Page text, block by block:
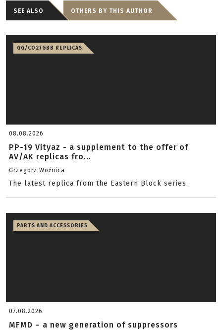
SEE ALSO OTHERS BY THIS AUTHOR
GG/CO2/GBB REPLICAS
08.08.2026
PP-19 Vityaz - a supplement to the offer of
AV/AK replicas fro...
Grzegorz Woźnica
The latest replica from the Eastern Block series.
PARTS AND ACCESSORIES
07.08.2026
MFMD – a new generation of suppressors